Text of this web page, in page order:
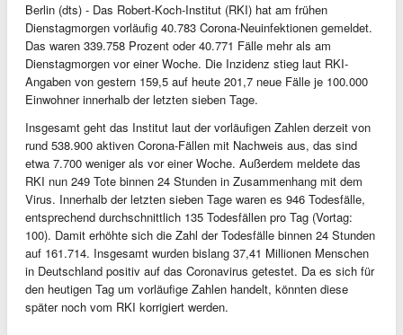
Berlin (dts) - Das Robert-Koch-Institut (RKI) hat am frühen
Dienstagmorgen vorläufig 40.783 Corona-Neuinfektionen gemeldet.
Das waren 339.758 Prozent oder 40.771 Fälle mehr als am
Dienstagmorgen vor einer Woche. Die Inzidenz stieg laut RKI-
Angaben von gestern 159,5 auf heute 201,7 neue Fälle je 100.000
Einwohner innerhalb der letzten sieben Tage.
Insgesamt geht das Institut laut der vorläufigen Zahlen derzeit von
rund 538.900 aktiven Corona-Fällen mit Nachweis aus, das sind
etwa 7.700 weniger als vor einer Woche. Außerdem meldete das
RKI nun 249 Tote binnen 24 Stunden in Zusammenhang mit dem
Virus. Innerhalb der letzten sieben Tage waren es 946 Todesfälle,
entsprechend durchschnittlich 135 Todesfällen pro Tag (Vortag:
100). Damit erhöhte sich die Zahl der Todesfälle binnen 24 Stunden
auf 161.714. Insgesamt wurden bislang 37,41 Millionen Menschen
in Deutschland positiv auf das Coronavirus getestet. Da es sich für
den heutigen Tag um vorläufige Zahlen handelt, könnten diese
später noch vom RKI korrigiert werden.